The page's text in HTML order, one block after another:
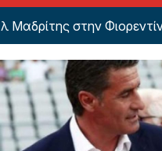
στην